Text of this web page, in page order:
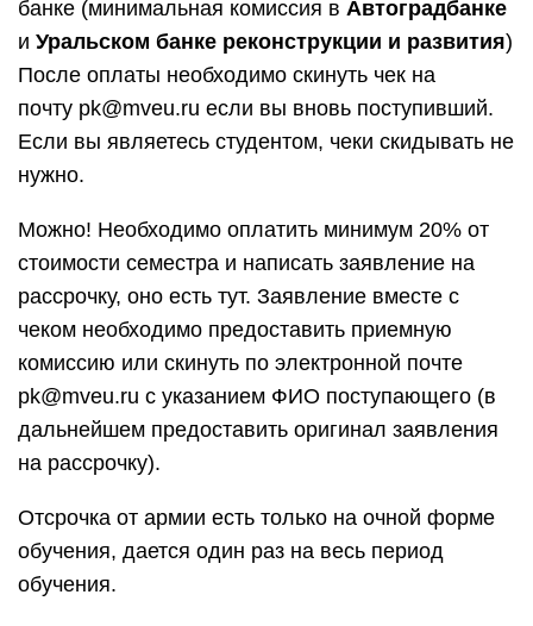
банке (минимальная комиссия в Автоградбанке
и Уральском банке реконструкции и развития)
После оплаты необходимо скинуть чек на
почту pk@mveu.ru если вы вновь поступивший.
Если вы являетесь студентом, чеки скидывать не
нужно.
Можно! Необходимо оплатить минимум 20% от
стоимости семестра и написать заявление на
рассрочку, оно есть тут. Заявление вместе с
чеком необходимо предоставить приемную
комиссию или скинуть по электронной почте
pk@mveu.ru с указанием ФИО поступающего (в
дальнейшем предоставить оригинал заявления
на рассрочку).
Отсрочка от армии есть только на очной форме
обучения, дается один раз на весь период
обучения.